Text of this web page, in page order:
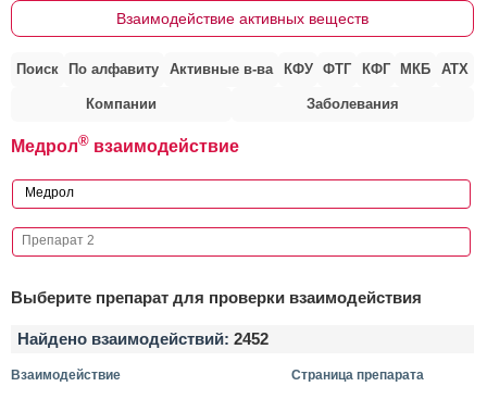
Взаимодействие активных веществ
Поиск По алфавиту Активные в-ва КФУ ФТГ КФГ МКБ АТХ
Компании Заболевания
Медрол® взаимодействие
Выберите препарат для проверки взаимодействия
Найдено взаимодействий: 2452
Взаимодействие Страница препарата